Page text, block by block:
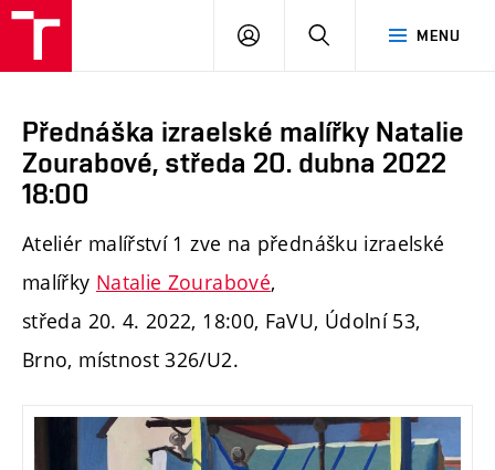
MENU
PŘIHLÁSIT
Přednáška izraelské malířky Natalie
Zourabové, středa 20. dubna 2022
18:00
Ateliér malířství 1 zve na přednášku izraelské
malířky Natalie Zourabové,
středa 20. 4. 2022, 18:00, FaVU, Údolní 53,
Brno, místnost 326/U2.